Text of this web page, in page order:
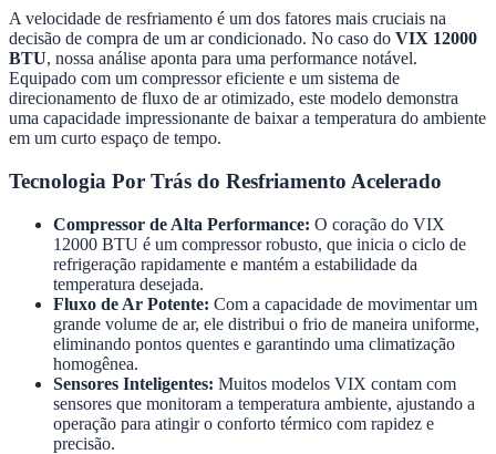
A velocidade de resfriamento é um dos fatores mais cruciais na
decisão de compra de um ar condicionado. No caso do VIX 12000
BTU, nossa análise aponta para uma performance notável.
Equipado com um compressor eficiente e um sistema de
direcionamento de fluxo de ar otimizado, este modelo demonstra
uma capacidade impressionante de baixar a temperatura do ambiente
em um curto espaço de tempo.
Tecnologia Por Trás do Resfriamento Acelerado
Compressor de Alta Performance: O coração do VIX
12000 BTU é um compressor robusto, que inicia o ciclo de
refrigeração rapidamente e mantém a estabilidade da
temperatura desejada.
Fluxo de Ar Potente: Com a capacidade de movimentar um
grande volume de ar, ele distribui o frio de maneira uniforme,
eliminando pontos quentes e garantindo uma climatização
homogênea.
Sensores Inteligentes: Muitos modelos VIX contam com
sensores que monitoram a temperatura ambiente, ajustando a
operação para atingir o conforto térmico com rapidez e
precisão.